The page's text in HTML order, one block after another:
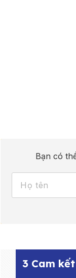
Bạn có
3 Cam